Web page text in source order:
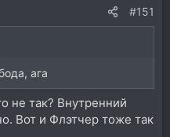
#151
ага
не так? Внутренний
Вот и Флэтчер тоже так